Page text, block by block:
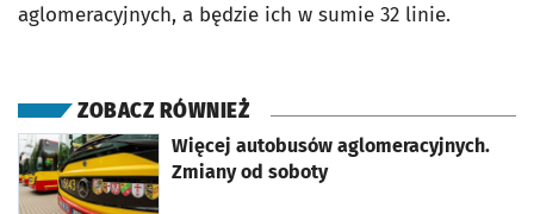
aglomeracyjnych, a będzie ich w sumie 32 linie.
ZOBACZ RÓWNIEŻ
Więcej autobusów aglomeracyjnych.
Zmiany od soboty
otworzy się w nowej karcie